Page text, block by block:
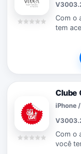
Com o
tem
você
Clube
iPhone /
Com o
você